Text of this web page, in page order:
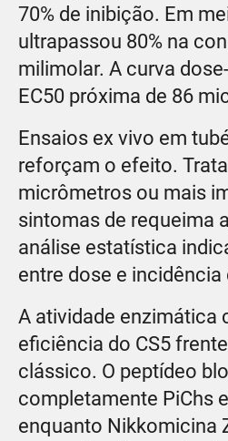
70% de inibição. Em
ultrapassou 80% na
milimolar. A curva
EC50 próxima de 86
Ensaios ex vivo em
reforçam o efeito.
micrômetros ou mais
sintomas de requeima
análise estatística
entre dose e incidência
A atividade enzimática
eficiência do CS5
clássico. O peptídeo
completamente PiChs
enquanto Nikkomicina